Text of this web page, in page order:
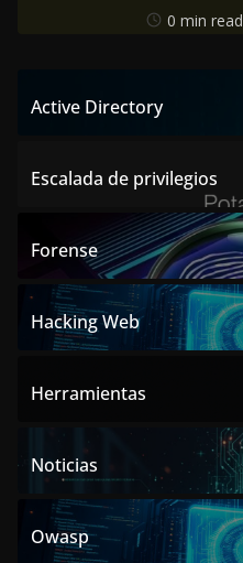
0 min read
Active Directory
Escalada de privilegios
Forense
Hacking Web
Herramientas
Noticias
Owasp